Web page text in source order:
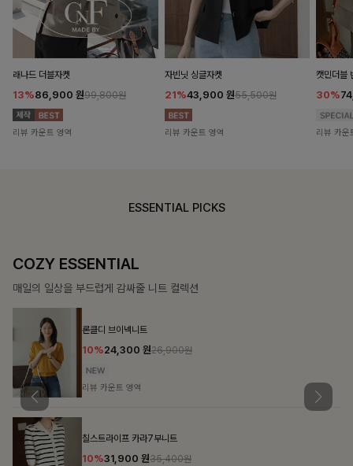
래나드 더블자켓
13%86,900 원99,800원
리뷰 카운트 영역
자빈닛 싱글자켓
21%43,900 원55,500원
리뷰 카운트 영역
캣민더블
30%
리뷰 카운
ESSENTIAL PICKS
COZY ESSENTIAL
매일의 일상을 부드럽게 감싸줄 니트 컬렉션
론클디 브이넥니트
10%24,300 원26,900원
리뷰 카운트 영역
칠스트라이프 카라7부니트
10%31,900 원35,400원